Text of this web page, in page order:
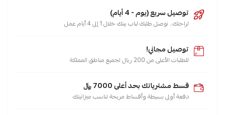
توصيل سريع (يوم - 4 أيام)
لراحتك.. نوصل طلبك لباب بيتك خلال 1 إلى 4 أيام عمل
توصيل مجاني!
للطلبات الأعلى من 200 ريال لجميع مناطق المملكة
قسط مشترياتك بحد أعلى 7000 ﷼
دفعة أولى بسيطة وأقساط مريحة تناسب ميزانيتك